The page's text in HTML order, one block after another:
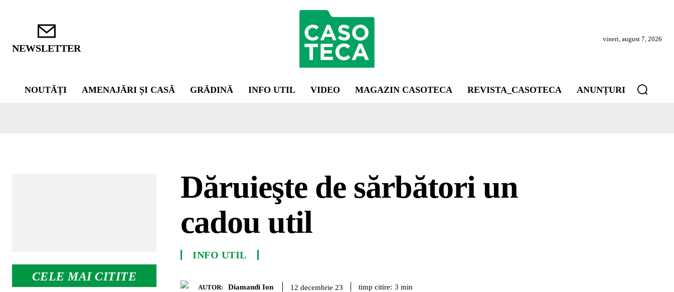
NEWSLETTER
vineri, august 7, 2026
NOUTĂȚI AMENAJĂRI ȘI CASĂ GRĂDINĂ INFO UTIL VIDEO MAGAZIN CASOTECA REVISTA_CASOTECA ANUNȚURI
CELE MAI CITITE
Dăruieşte de sărbători un
cadou util
INFO UTIL
AUTOR: Diamandi Ion 12 decembrie 23 timp citire: 3 min